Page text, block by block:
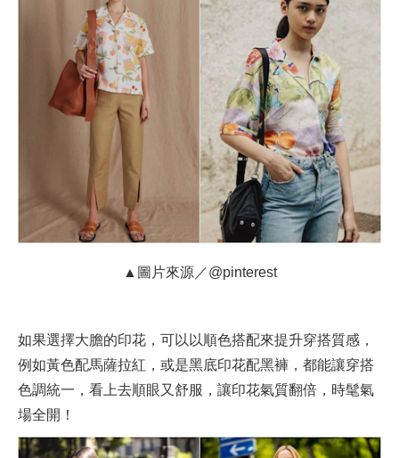
▲圖片來源／@pinterest
如果選擇大膽的印花，可以以順色搭配來提升穿搭質感，
例如黃色配馬薩拉紅，或是黑底印花配黑褲，都能讓穿搭
色調統一，看上去順眼又舒服，讓印花氣質翻倍，時髦氣
場全開！